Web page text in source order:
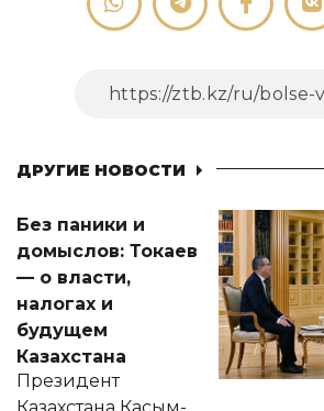
ДРУГИЕ НОВОСТИ
Без паники и
домыслов: Токаев
— о власти,
налогах и
будущем
Казахстана
Президент